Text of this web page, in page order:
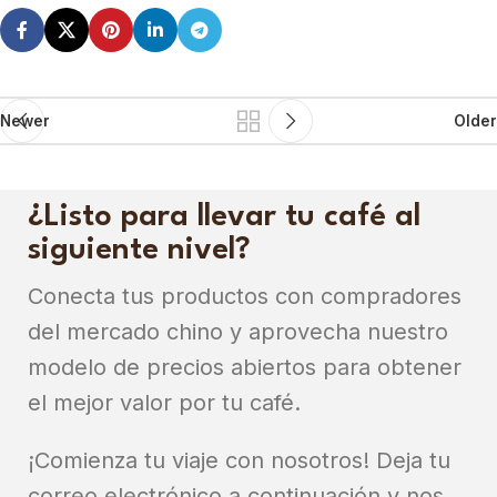
Newer Older
¿Listo para llevar tu café al
siguiente nivel?
Conecta tus productos con compradores
del mercado chino y aprovecha nuestro
modelo de precios abiertos para obtener
el mejor valor por tu café.
¡Comienza tu viaje con nosotros! Deja tu